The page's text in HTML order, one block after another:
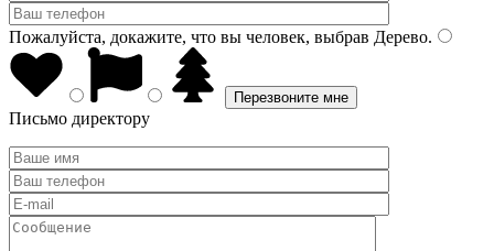
Пожалуйста, докажите, что вы человек, выбрав Дерево.
Письмо директору